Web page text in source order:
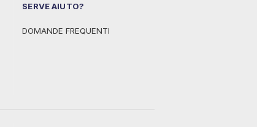
SERVE AIUTO?
DOMANDE FREQUENTI